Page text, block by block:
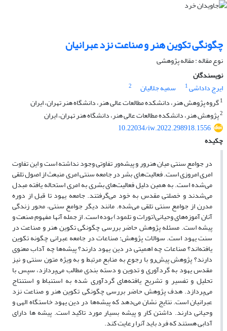
چگونگی تکوین هنر و صناعت نزد عبرانیان
نوع مقاله : مقاله پژوهشی
نویسندگان
ایرج داداشی1 سمیه جلالیان
2
1گروه پژوهش هنر، دانشکده مطالعات عالی هنر، دانشگاه هنر تهران، ایران
2پژوهش هنر، دانشکده مطالعات عالی هنر، دانشگاه هنر تهران، ایران
10.22034/iw.2022.298918.1556
چکیده
در جوامع سنتی میان هنرور و پیشه‌ور تفاوتی وجود نداشته است و این تفاوت
امری امروزی است. فعالیت‌های بشر در جامعه سنتی امری منبعث از اصول تلقی
می‌شده است. به همین دلیل فعالیت‌های بشری به امری استحاله یافته مبدل
می‌شدند و خصلتی مقدس به خود می‌گرفتند. جامعه یهود تا قبل از دوره
مدرن از جوامع سنتی تلقی می‌شده. مانند دیگر جوامع سنتی، محور زندگی
آنان آموزه‌های وحیانی(تورات و تلمود) بوده است. از جمله آنها مفهوم صنعت و
پیشه است. مسئله پژوهش حاضر بررسی چگونگی تکوین هنر و صناعت در
سنت یهود است. سوالات پژوهش: صناعات در جامعه عبرانی چگونه تکوین
یافته‌اند؟ صناعات چه اهمیتی در دین یهود دارند؟ پیشه‌ها چه آداب معنوی
دارند؟ پژوهش پیش‌رو با رجوع به منابع مرتبط و به ویژه متون سنتی و نیز
مقدس یهود به گردآوری و تدوین و دسته بندی مطالب می‌پردازد، سپس با
تحلیل و تفسیر و تشریح یافته‌های گردآوری شده به استنباط و استنتاج
می‌پردازد. هدف پژوهش حاضر بررسی چگونگی تکوین هنر و صناعت نزد
عبرانیان است. نتایج نشان می‌دهد که پیشه‌ها در دین یهود خاستگاه الهی و
وحیانی دارند. داشتن کار و پیشه بسیار مورد تاکید است. پیشه ها دارای
آدابی هستند که فرد باید آنرا رعایت کند.